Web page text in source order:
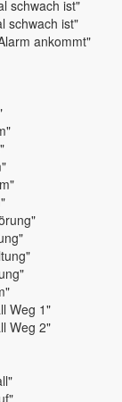
schwach ist"
schwach ist"
ankommt"
Weg 1"
Weg 2"